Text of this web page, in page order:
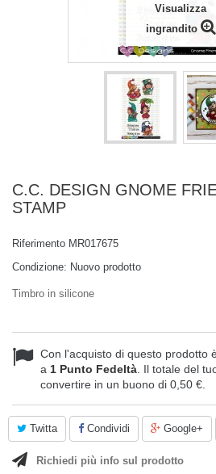
Visualizza
ingrandito
C.C. DESIGN GNOME
STAMP
Riferimento MR017675
Condizione: Nuovo prodotto
Timbro in silicone
Con l'acquisto di questo prodotto
a 1 Punto Fedeltà . Il totale del
convertire in un buono di 0,50 €
Twitta Condividi Google+
Richiedi più info sul prodotto